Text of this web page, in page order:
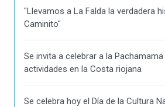
"Llevamos a La Falda la verdadera
Caminito"
Se invita a celebrar a la
actividades en la Costa riojana
Se celebra hoy el Día de la Cultura